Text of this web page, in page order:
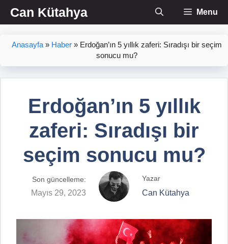
İçeriğe
atlaCan Kütahya Menu
Anasayfa» Haber» Erdoğan’ın 5 yıllık zaferi: Sıradışı bir seçim
sonucu mu?
Erdoğan’ın 5 yıllık
zaferi: Sıradışı bir
seçim sonucu mu?
Son güncelleme:
Mayıs 29, 2023
Yazar
Can Kütahya